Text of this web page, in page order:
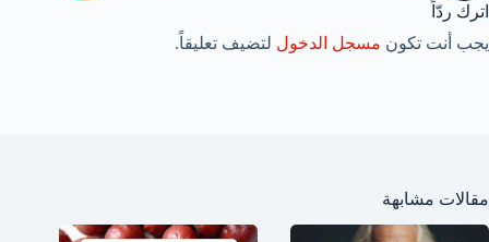
اترك ردّاً
يجب أنت تكون مسجل الدخول لتضيف تعليقاً.
مقالات مشابهة